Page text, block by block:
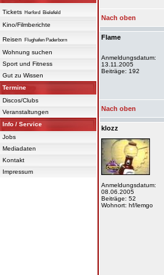
Tickets Herford Bielefeld
Kino/Filmberichte
Reisen Flughafen Paderborn
Wohnung suchen
Sport und Fitness
Gut zu Wissen
Termine
Discos/Clubs
Veranstaltungen
Info / Service
Jobs
Mediadaten
Kontakt
Impressum
Nach oben
Flame
Anmeldungsdatum:
13.11.2005
Beiträge: 192
Nach oben
klozz
Anmeldungsdatum:
08.06.2005
Beiträge: 52
Wohnort: hf/lemgo